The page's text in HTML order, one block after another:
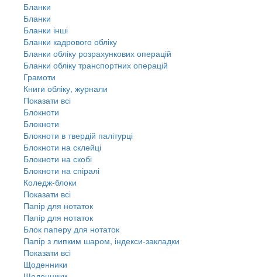
Бланки
Бланки
Бланки інші
Бланки кадрового обліку
Бланки обліку розрахункових операцій
Бланки обліку транспортних операцій
Грамоти
Книги обліку, журнали
Показати всі
Блокноти
Блокноти
Блокноти в твердій палітурці
Блокноти на склейці
Блокноти на скобі
Блокноти на спіралі
Коледж-блоки
Показати всі
Папір для нотаток
Папір для нотаток
Блок паперу для нотаток
Папір з липким шаром, індекси-закладки
Показати всі
Щоденники